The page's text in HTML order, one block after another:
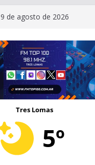
9 de agosto de 2026
Tres Lomas
5º